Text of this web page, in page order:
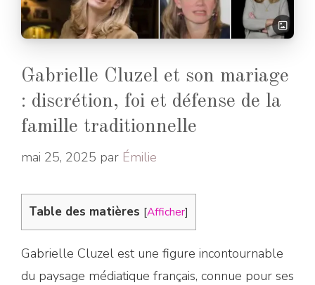
Gabrielle Cluzel et son mariage
: discrétion, foi et défense de la
famille traditionnelle
mai 25, 2025 par Émilie
Table des matières [Afficher]
Gabrielle Cluzel est une figure incontournable
du paysage médiatique français, connue pour ses